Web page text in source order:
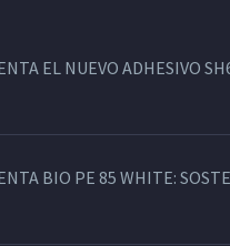
EL NUEVO ADHESIVO
BIO PE 85 WHITE: